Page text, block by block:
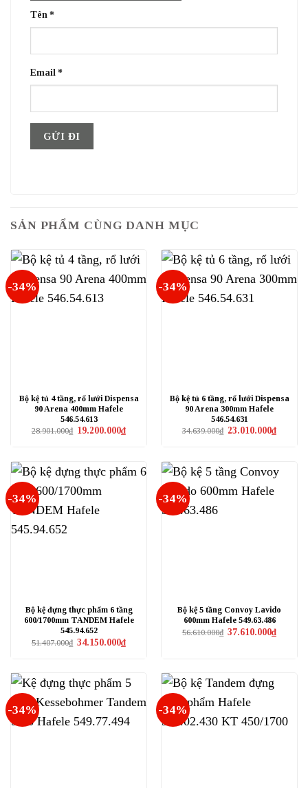
Tên *
Email *
SẢN PHẨM CÙNG DANH MỤC
-34%
Bộ kệ tủ 4 tầng, rổ lưới Dispensa
90 Arena 400mm Hafele
546.54.613
28.901.000₫ Giá
19.200.000₫Giá
hiện
19.200.000₫.
-34%
Bộ kệ tủ 6 tầng, rổ lưới Dispensa
90 Arena 300mm Hafele
546.54.631
34.639.000₫ Giá
23.010.000₫Giá
hiện
-34%
Bộ kệ đựng thực phẩm 6 tầng
600/1700mm TANDEM Hafele
545.94.652
51.407.000₫ Giá
34.150.000₫Giá
hiện
34.150.000₫.
-34%
Bộ kệ 5 tầng Convoy Lavido
600mm Hafele 549.63.486
56.610.000₫ Giá
37.610.000₫Giá
hiện
-34% -34%